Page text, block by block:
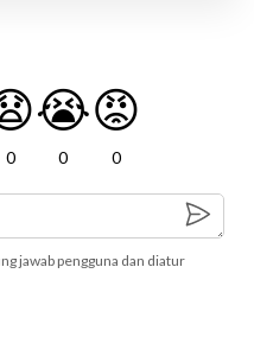
0
😭
0
😡
0
jawab pengguna dan diatur